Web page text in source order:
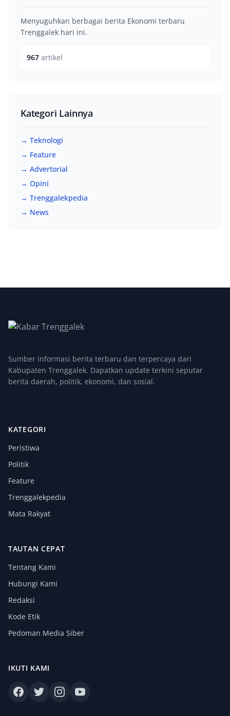
Menyuguhkan berbagai berita Ekonomi terbaru
Trenggalek hari ini.
967 artikel
Kategori Lainnya
→ Teknologi
→ Feature
→ Advertorial
→ Opini
→ Trenggalekpedia
→ News
Sumber informasi berita terbaru dan terpercaya dari
Kabupaten Trenggalek. Dapatkan update terkini seputar
berita daerah, politik, ekonomi, dan sosial.
KATEGORI
Peristiwa
Politik
Feature
Trenggalekpedia
Mata Rakyat
TAUTAN CEPAT
Tentang Kami
Hubungi Kami
Redaksi
Kode Etik
Pedoman Media Siber
IKUTI KAMI